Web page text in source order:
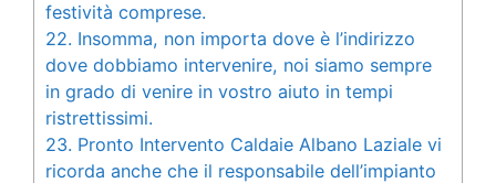
festività comprese.
22. Insomma, non importa dove è l’indirizzo
dove dobbiamo intervenire, noi siamo sempre
in grado di venire in vostro aiuto in tempi
ristrettissimi.
23. Pronto Intervento Caldaie Albano Laziale vi
ricorda anche che il responsabile dell’impianto